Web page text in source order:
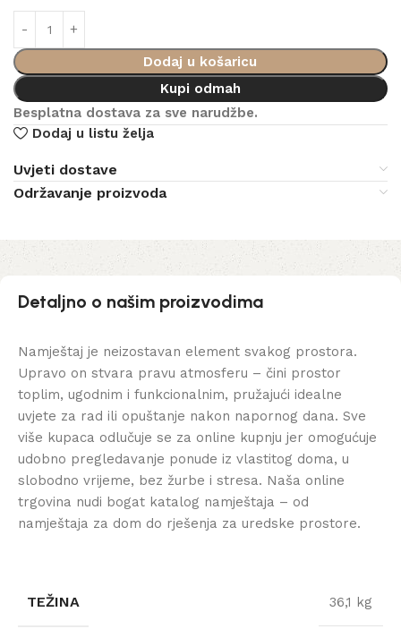
Dodaj u košaricu
Kupi odmah
Besplatna dostava za sve narudžbe.
Dodaj u listu želja
Uvjeti dostave
Održavanje proizvoda
Detaljno o našim proizvodima
Namještaj je neizostavan element svakog prostora.
Upravo on stvara pravu atmosferu – čini prostor
toplim, ugodnim i funkcionalnim, pružajući idealne
uvjete za rad ili opuštanje nakon napornog dana. Sve
više kupaca odlučuje se za online kupnju jer omogućuje
udobno pregledavanje ponude iz vlastitog doma, u
slobodno vrijeme, bez žurbe i stresa. Naša online
trgovina nudi bogat katalog namještaja – od
namještaja za dom do rješenja za uredske prostore.
TEŽINA 36,1 kg